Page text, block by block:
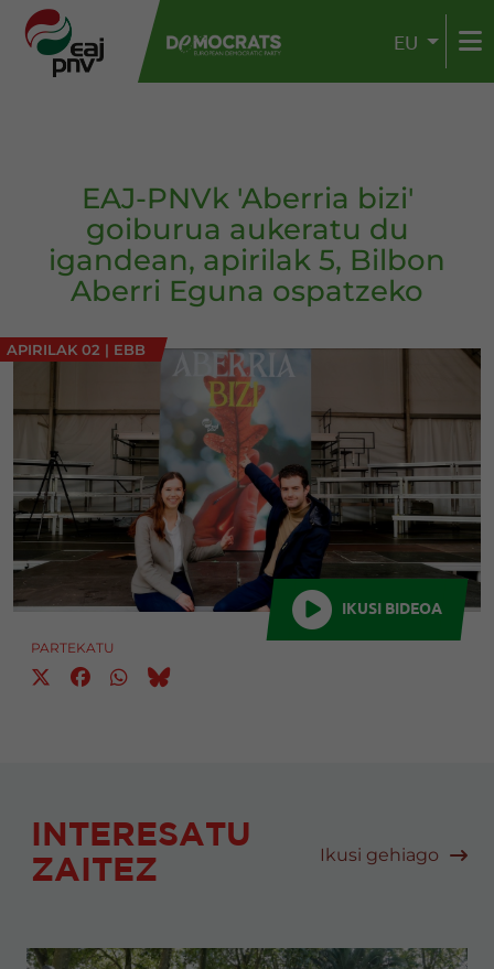
EU
EAJ-PNVk 'Aberria bizi'
goiburua aukeratu du
igandean, apirilak 5, Bilbon
Aberri Eguna ospatzeko
APIRILAK 02 | EBB
IKUSI BIDEOA
PARTEKATU
INTERESATU
ZAITEZ
Ikusi gehiago